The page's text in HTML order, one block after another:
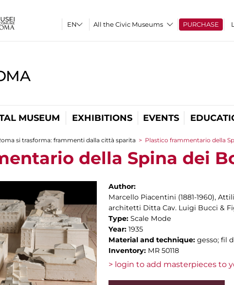
All the Civic Museums PURCHASE
MUSEUM EXHIBITIONS EVENTS
si trasforma: frammenti dalla città sparita > Plastico frammentario della
della Spina dei
Author:
Marcello Piacentini (1881-1960),
architetti Ditta Cav. Luigi Bucci &
Type: Scale Mode
Year: 1935
Material and technique: gesso; fil
Inventory: MR 50118
> login to add masterpieces to